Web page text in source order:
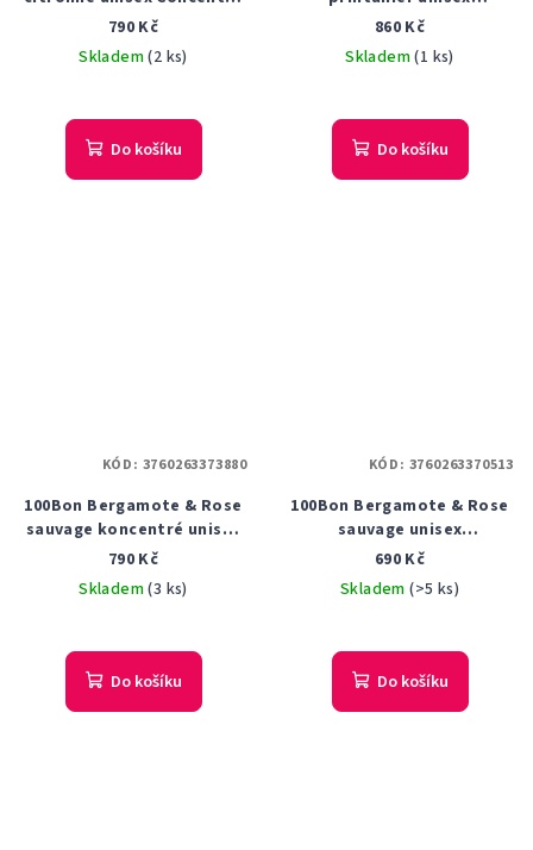
parfémovaná voda 50 ml
Tester
790 Kč
Skladem(2 ks)
Do košíku
parfémovaná voda 50 ml
860 Kč
Skladem(1 ks)
Do košíku
100Bon Bergamote & Rose
sauvage koncentré unisex
parfémovaná voda 50 ml
Tester
790 Kč
Skladem(3 ks)
Do košíku
KÓD: 3760263373880
100Bon Bergamote & Rose
sauvage unisex
parfémovaná voda 50 ml
Tester
690 Kč
Skladem(>5 ks)
Do košíku
KÓD: 3760263370513